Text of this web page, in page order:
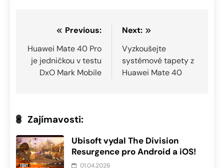
Navigace
pro
příspěvek
Previous:
Huawei Mate 40 Pro
je jedničkou v testu
DxO Mark Mobile
Next:
Vyzkoušejte
systémové tapety z
Huawei Mate 40
Zajímavosti:
Ubisoft vydal The Division
Resurgence pro Android a iOS!
01.04.2026